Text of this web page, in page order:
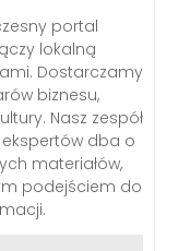
portal
lokalną
Dostarczamy
biznesu,
Nasz zespół
dba o
materiałów,
podejściem do